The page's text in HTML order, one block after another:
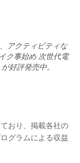
アクティビティな
ク事始め 次世代電
好評発売中。
おり、掲載各社の
グラムによる収益